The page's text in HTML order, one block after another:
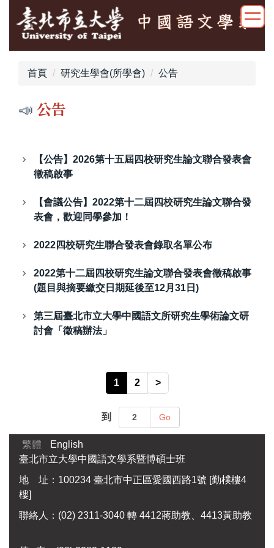
要
首頁 研究生學會(所學會) 公告
📣 公告
【公告】2026第十五屆四校研究生論文聯合發表會
徵稿啟事
【會議公告】2022第十二屆四校研究生論文聯合發
表會，歡迎同學參加！
2022四校研究生聯合發表會錄取名單公布
2022第十二屆四校研究生論文聯合發表會徵稿啟事
(題目與摘要繳交日期延後至12月31日)
第三屆臺北市立大學中國語文所研究生學術論文研
討會「徵稿辦法」
1 2 >
到 Go
繁體
English
臺北市立大學中國語文學系暨博碩士班
地 址：100234 臺北市中正區愛國西路1號 [勤樸樓4
樓]
聯絡人：(02) 2311-3040 轉 4412蔣助教、4413黃助教